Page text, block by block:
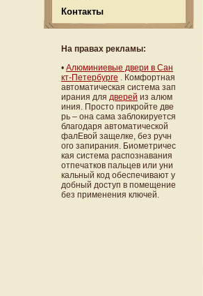
Контакты
На правах рекламы:
• Алюминиевые двери в Сан
кт-Петербурге . Комфортная
автоматическая сис­тема зап
ирания для дверей из алюм
иния. Просто прикройте две
рь – она сама заблокируется
благодаря автоматической
фал­Евой защелке, без ручн
ого запирания. Биометричес
кая система распознавания
отпечатков пальцев или уни
кальный код обеспечивают у
добный доступ в помещение
без применения ключей.